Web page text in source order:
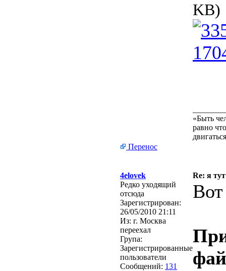
KB)
«Быть
равно
Перенос
4elovek
Re: я
Редко уходящий
отсюда
Зарегистрирован:
26/05/2010 21:11
Из: г. Москва
переехал
Група:
Зарегистрированные
пользователи
Сообщений: 131